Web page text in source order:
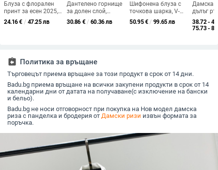
Блуза с флорален
принт за есен 2025,
V-образно деколте с
връзки, дълги
24.16€ / 47.25 лв
Дантелено горнище
за долен слой,
полиестерова смес,
дълги ръкави, кръгло
30.86 € / 60.36 лв
Шифонена блуза с
точкова шарка, V-
образно деколте,
пухести ръкави,
50.95€ / 99.65 лв
Дамска
дълъг
38.72 -
75.73 -
assignment_return Политика за връщане
Търговецът приема връщане за този продукт в срок от 14 дни.
Badu.bg приема връщане на всички закупени продукти в срок от 14
календарни дни от датата на получаване(с изключение на бански
и бельо).
Badu.bg не носи отговорност при покупка на Нов модел дамска
риза с панделка и бродерия от Дамски ризи извън формата за
поръчка.